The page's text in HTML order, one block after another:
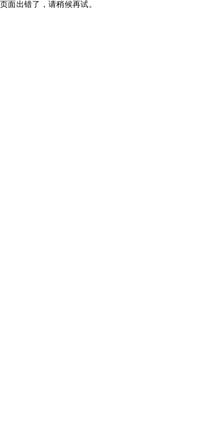
页面出错了，请稍候再试。